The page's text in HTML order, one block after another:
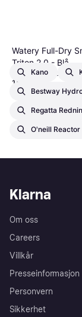
Watery Full-Dry
Triton 2.0 - Blå
Snorkel, Junior
156 kr
1 butikk
Populære
Kano
Bestway
Regatta
O'neill Reactor
Klarna
Om oss
Careers
Villkår
Presseinformasjon
Personvern
Sikkerhet